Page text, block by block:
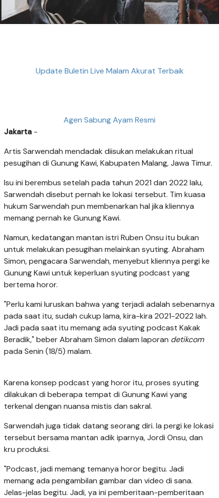
Update Buletin Live Malam Akurat Terbaik
Agen Sabung Ayam Resmi
Jakarta -
Artis Sarwendah mendadak diisukan melakukan ritual
pesugihan di Gunung Kawi, Kabupaten Malang, Jawa Timur.
Isu ini berembus setelah pada tahun 2021 dan 2022 lalu,
Sarwendah disebut pernah ke lokasi tersebut. Tim kuasa
hukum Sarwendah pun membenarkan hal jika kliennya
memang pernah ke Gunung Kawi.
Namun, kedatangan mantan istri Ruben Onsu itu bukan
untuk melakukan pesugihan melainkan syuting. Abraham
Simon, pengacara Sarwendah, menyebut kliennya pergi ke
Gunung Kawi untuk keperluan syuting podcast yang
bertema horor.
"Perlu kami luruskan bahwa yang terjadi adalah sebenarnya
pada saat itu, sudah cukup lama, kira-kira 2021-2022 lah.
Jadi pada saat itu memang ada syuting podcast Kakak
Beradik," beber Abraham Simon dalam laporan detikcom
pada Senin (18/5) malam.
Karena konsep podcast yang horor itu, proses syuting
dilakukan di beberapa tempat di Gunung Kawi yang
terkenal dengan nuansa mistis dan sakral.
Sarwendah juga tidak datang seorang diri. Ia pergi ke lokasi
tersebut bersama mantan adik iparnya, Jordi Onsu, dan
kru produksi.
"Podcast, jadi memang temanya horor begitu. Jadi
memang ada pengambilan gambar dan video di sana.
Jelas-jelas begitu. Jadi, ya ini pemberitaan-pemberitaan